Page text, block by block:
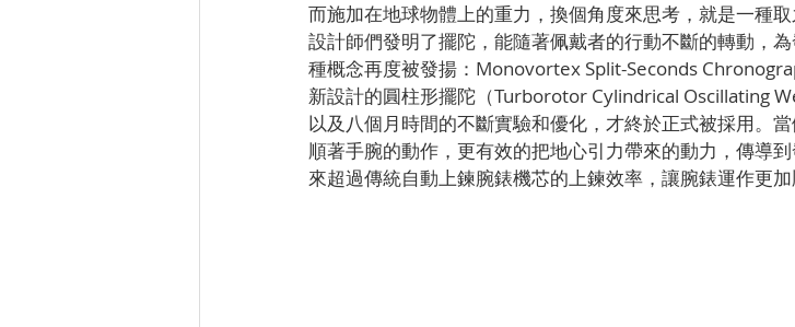
而施加在地球物體上的重力，換個角度來思考，就是一種
設計師們發明了擺陀，能隨著佩戴者的行動不斷的轉動，
種概念再度被發揚：Monovortex Split-Seconds
新設計的圓柱形擺陀（Turborotor Cylindrical Oscillating
以及八個月時間的不斷實驗和優化，才終於正式被採用。
順著手腕的動作，更有效的把地心引力帶來的動力，傳導
來超過傳統自動上鍊腕錶機芯的上鍊效率，讓腕錶運作更加